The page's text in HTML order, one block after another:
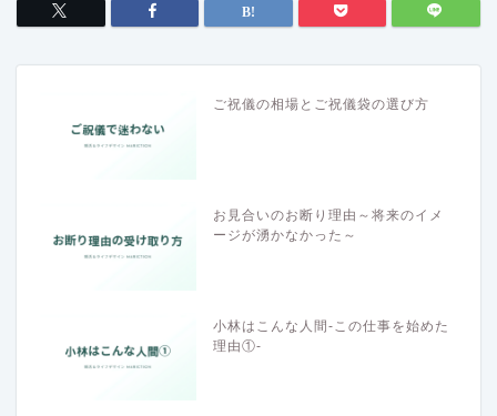
ご祝儀の相場とご祝儀袋の選び方
お見合いのお断り理由～将来のイメ
ージが湧かなかった～
小林はこんな人間-この仕事を始めた
理由①-